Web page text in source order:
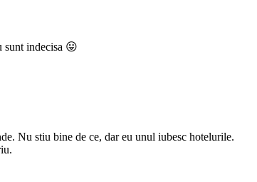
sunt indecisa 😛
Nu stiu bine de ce, dar eu unul iubesc hotelurile.